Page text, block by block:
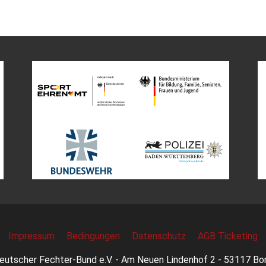
Impressum Bedingungen Datenschutz AGB Ticketing
Fechter-Bund e.V. - Am Neuen Lindenhof 2 - 53117